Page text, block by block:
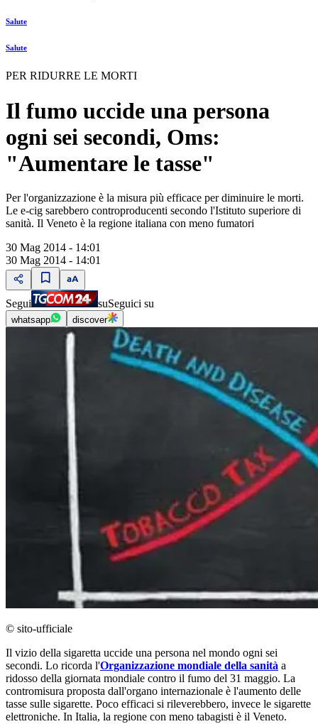
Salute
Salute
PER RIDURRE LE MORTI
Il fumo uccide una persona
ogni sei secondi, Oms:
"Aumentare le tasse"
Per l'organizzazione è la misura più efficace per diminuire le morti.
Le e-cig sarebbero controproducenti secondo l'Istituto superiore di
sanità. Il Veneto è la regione italiana con meno fumatori
30 Mag 2014 - 14:01
30 Mag 2014 - 14:01
Segui suSeguici su
whatsapp discover
© sito-ufficiale
Il vizio della sigaretta uccide una persona nel mondo ogni sei
secondi. Lo ricorda l'Organizzazione mondiale della sanità a
ridosso della giornata mondiale contro il fumo del 31 maggio. La
contromisura proposta dall'organo internazionale è l'aumento delle
tasse sulle sigarette. Poco efficaci si rileverebbero, invece le sigarette
elettroniche. In Italia, la regione con meno tabagisti è il Veneto.